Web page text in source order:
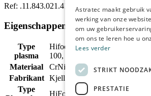
Ref: .11.843.021.410
Eigenschappen
Type
plasma
Hifocus 280i, Hifocus 360i,
100, HiFocus-130, HiFocus-
Materiaal
CrNi, Steel
Fabrikant
Kjellberg
Type
HiFocus
Astratec maakt gebruik
werking van onze
om uw
om ons te leren hoe u
Lees verder
STRIKT
PRESTATIE